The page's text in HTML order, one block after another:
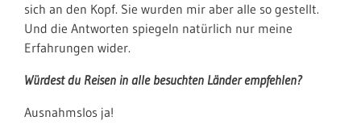
sich an den Kopf. Sie wurden mir aber alle so gestellt.
Und die Antworten spiegeln natürlich nur meine
Erfahrungen wider.
Würdest du Reisen in alle besuchten Länder empfehlen?
Ausnahmslos ja!